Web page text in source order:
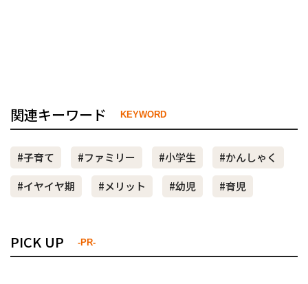
関連キーワード KEYWORD
#子育て #ファミリー #小学生
#かんしゃく
#イヤイヤ期
#メリット #幼児 #育児
PICK UP -PR-